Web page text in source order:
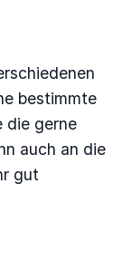
bestimmte
die gerne
auch an die
gut